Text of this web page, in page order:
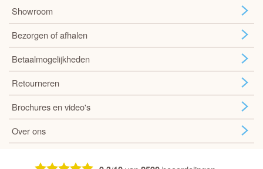
Showroom
Bezorgen of afhalen
Betaalmogelijkheden
Retourneren
Brochures en video's
Over ons